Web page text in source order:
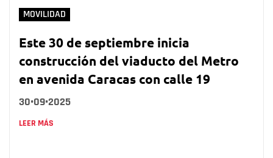
MOVILIDAD
Este 30 de septiembre inicia
construcción del viaducto del Metro
en avenida Caracas con calle 19
30•09•2025
LEER MÁS